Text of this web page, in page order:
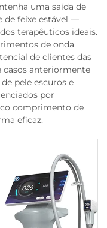
uma saída de
de feixe estável —
terapêuticos ideais.
de onda
de clientes das
anteriormente
pele escuros e
por
comprimento de
eficaz.